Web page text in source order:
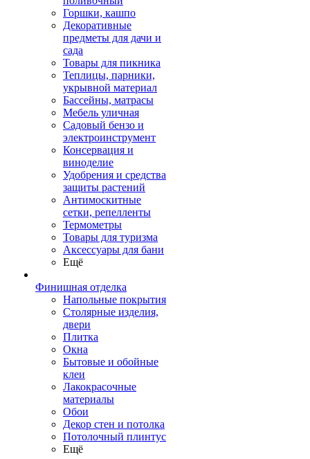
Горшки, кашпо
Декоративные
предметы для дачи и
сада
Товары для пикника
Теплицы, парники,
укрывной материал
Бассейны, матрасы
Мебель уличная
Садовый бензо и
электроинструмент
Консервация и
виноделие
Удобрения и средства
защиты растений
Антимоскитные
сетки, репелленты
Термометры
Товары для туризма
Аксессуары для бани
Ещё
Финишная отделка
Напольные покрытия
Столярные изделия,
двери
Плитка
Окна
Бытовые и обойные
клеи
Лакокрасочные
материалы
Обои
Декор стен и потолка
Потолочный плинтус
Ещё